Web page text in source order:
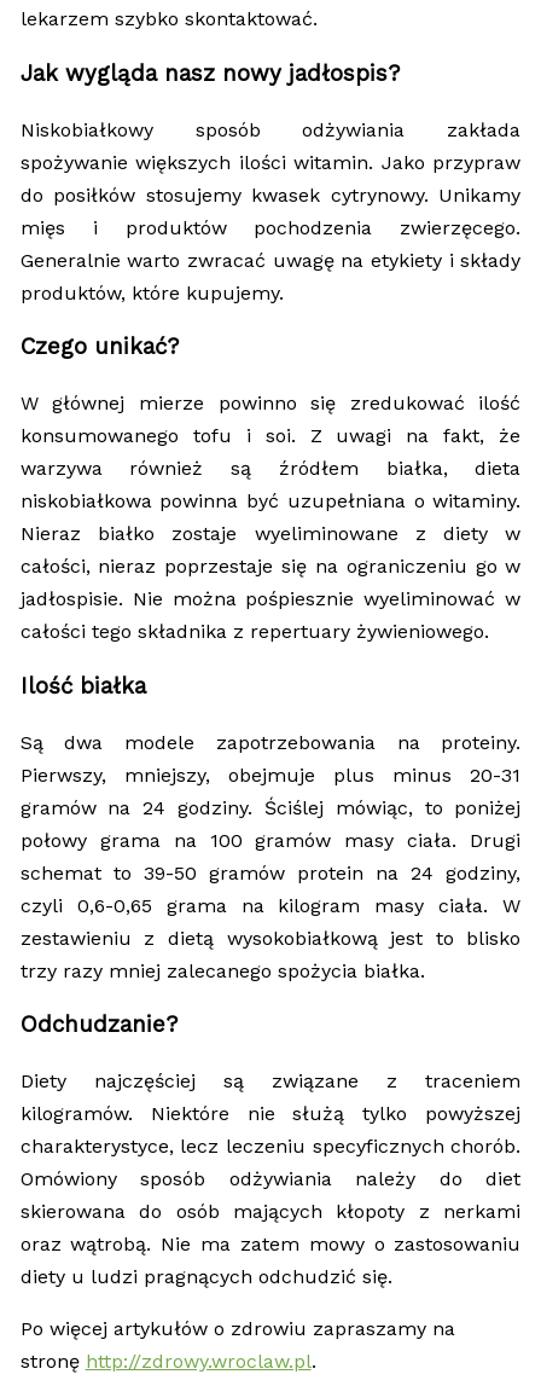
lekarzem szybko skontaktować.
Jak wygląda nasz nowy jadłospis?
Niskobiałkowy sposób odżywiania zakłada
spożywanie większych ilości witamin. Jako przypraw
do posiłków stosujemy kwasek cytrynowy. Unikamy
mięs i produktów pochodzenia zwierzęcego.
Generalnie warto zwracać uwagę na etykiety i składy
produktów, które kupujemy.
Czego unikać?
W głównej mierze powinno się zredukować ilość
konsumowanego tofu i soi. Z uwagi na fakt, że
warzywa również są źródłem białka, dieta
niskobiałkowa powinna być uzupełniana o witaminy.
Nieraz białko zostaje wyeliminowane z diety w
całości, nieraz poprzestaje się na ograniczeniu go w
jadłospisie. Nie można pośpiesznie wyeliminować w
całości tego składnika z repertuary żywieniowego.
Ilość białka
Są dwa modele zapotrzebowania na proteiny.
Pierwszy, mniejszy, obejmuje plus minus 20-31
gramów na 24 godziny. Ściślej mówiąc, to poniżej
połowy grama na 100 gramów masy ciała. Drugi
schemat to 39-50 gramów protein na 24 godziny,
czyli 0,6-0,65 grama na kilogram masy ciała. W
zestawieniu z dietą wysokobiałkową jest to blisko
trzy razy mniej zalecanego spożycia białka.
Odchudzanie?
Diety najczęściej są związane z traceniem
kilogramów. Niektóre nie służą tylko powyższej
charakterystyce, lecz leczeniu specyficznych chorób.
Omówiony sposób odżywiania należy do diet
skierowana do osób mających kłopoty z nerkami
oraz wątrobą. Nie ma zatem mowy o zastosowaniu
diety u ludzi pragnących odchudzić się.
Po więcej artykułów o zdrowiu zapraszamy na
stronę http://zdrowy.wroclaw.pl.